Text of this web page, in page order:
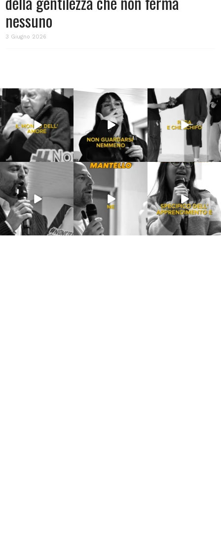
nessuno
3 Giugno 2026
Lug 31
213 4
Lug 16
53 1
Lug 13
199 10
Lug 9
54
Giu 21 Giu 18
871